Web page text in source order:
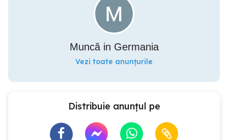
Muncă in Germania
Vezi toate anunțurile
Distribuie anunțul pe